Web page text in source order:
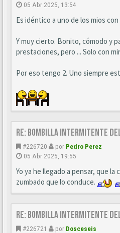
05 Abr 2025, 13:54
Es idéntico a uno de los mios
Y muy cierto. Bonito, cómodo y
prestaciones, pero ... Solo con
Por eso tengo 2. Uno siempre
Re: BOMBILLA INTERMITENTE
#226720 por Pedro Perez
05 Abr 2025, 19:55
Yo ya he llegado a pensar, que
zumbado que lo conduce.
Re: BOMBILLA INTERMITENTE
#226721 por Dosceseis